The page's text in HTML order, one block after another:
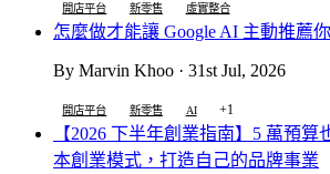
開店平台 新零售 虛實整合
怎麼做才能讓 Google AI 主動推薦
By Marvin Khoo · 31st Jul, 2026
開店平台 新零售 AI +1
【2026 下半年創業指南】5 萬預
本創業模式，打造自己的品牌事業